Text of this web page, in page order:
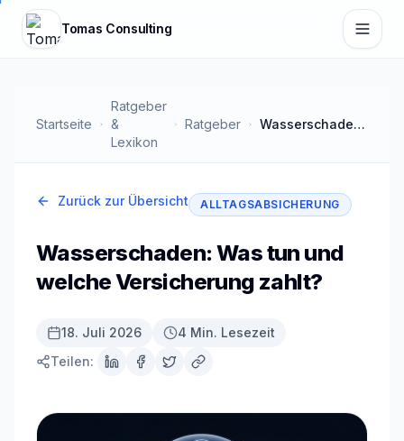
Zum Hauptinhalt springen
Tomas Consulting
Startseite
Ratgeber
&
Lexikon
Ratgeber Wasserschaden: Was tun und welche Versicherung zahlt?
Zurück zur Übersicht ALLTAGSABSICHERUNG
Wasserschaden: Was tun und
welche Versicherung zahlt?
18. Juli 2026
4 Min. Lesezeit
Teilen: